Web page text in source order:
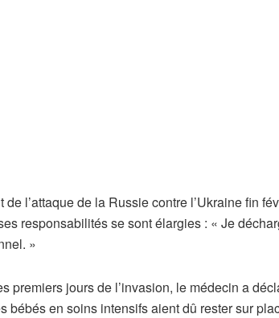
de l’attaque de la Russie contre l’Ukraine fin
responsabilités se sont élargies : « Je
»
premiers jours de l’invasion, le médecin a
bébés en soins intensifs aient dû rester sur